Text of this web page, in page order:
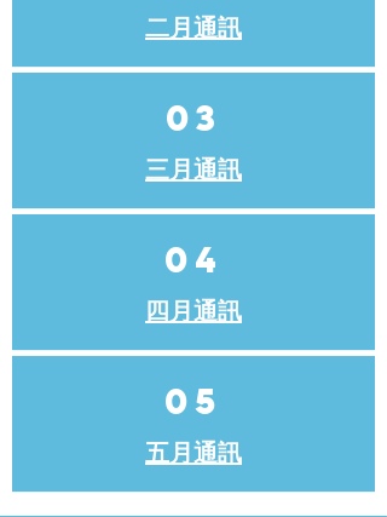
二月通訊
03
三月通訊
04
四月通訊
05
五月通訊